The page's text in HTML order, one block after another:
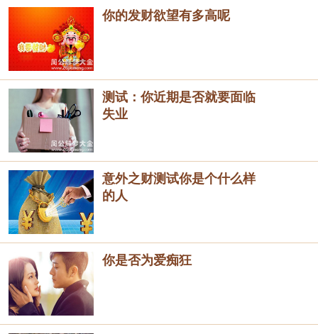
你的发财欲望有多高呢
测试：你近期是否就要面临
失业
意外之财测试你是个什么样
的人
你是否为爱痴狂